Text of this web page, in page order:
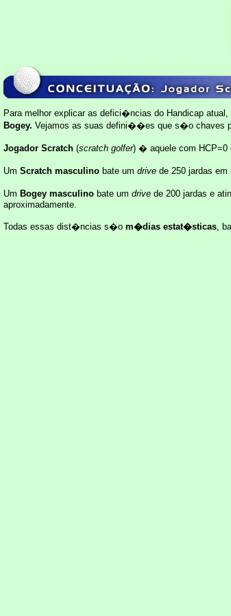
Para melhor explicar as defici�ncias do Handicap
Bogey. Vejamos as suas defini��es que s�o chaves
Jogador Scratch (scratch golfer) � aquele com HCP=0
Um Scratch masculino bate um drive de 250 jardas
Um Bogey masculino bate um drive de 200 jardas e
aproximadamente.
Todas essas dist�ncias s�o m�dias estat�sticas,